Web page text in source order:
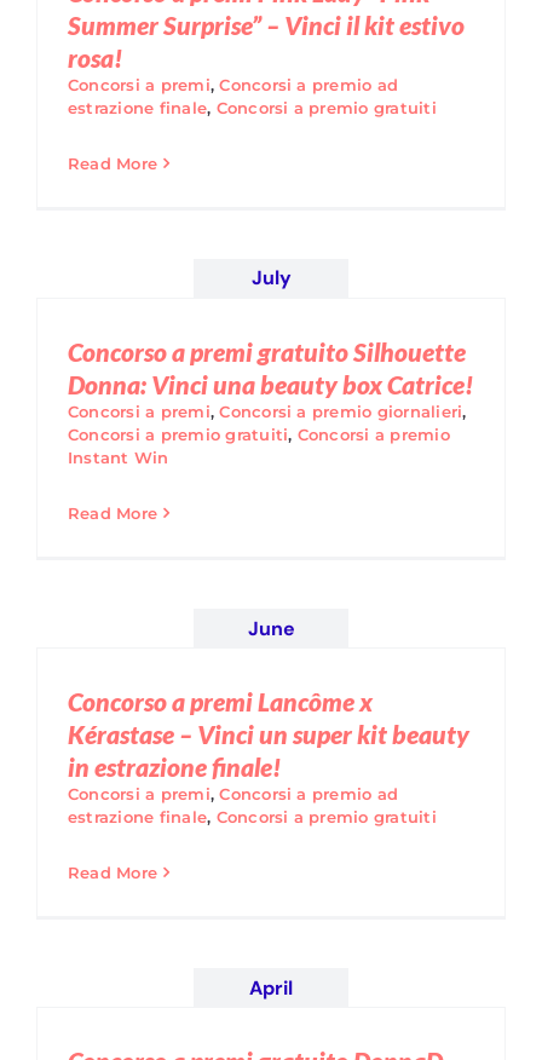
Summer Surprise” – Vinci il kit estivo
rosa!
Concorsi a premi,Concorsi a premio ad
estrazione finale, Concorsi a premio gratuiti
Read More
July
Concorso a premi gratuito Silhouette
Donna: Vinci una beauty box Catrice!
Concorsi a premi,Concorsi a premio giornalieri,
Concorsi a premio gratuiti, Concorsi a premio
Instant Win
Read More
June
Concorso a premi Lancôme x
Kérastase – Vinci un super kit beauty
in estrazione finale!
Concorsi a premi,Concorsi a premio ad
estrazione finale, Concorsi a premio gratuiti
Read More
April